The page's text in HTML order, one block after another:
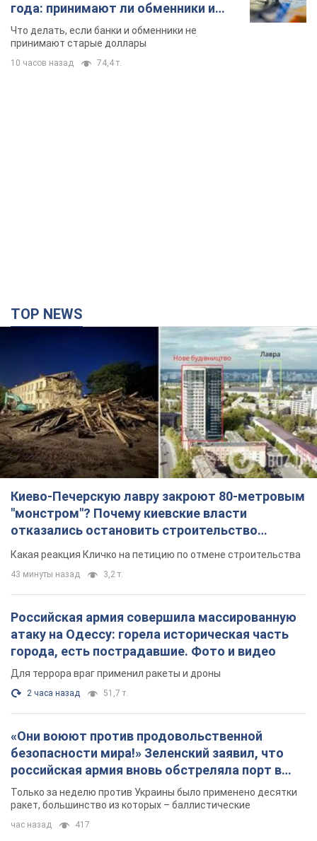
года: принимают ли обменники и
банки такие купюры
Что делать, если банки и обменники не
принимают старые доллары
10 часов назад 74,4 т.
TOP NEWS
Киево-Печерскую лавру закроют 80-метровым
"монстром"? Почему киевские власти
отказались остановить строительство
небоскреба "московского верующего"
Какая реакция Кличко на петицию по отмене строительства
43 минуты назад 3,2 т.
Российская армия совершила массированную
атаку на Одессу: горела историческая часть
города, есть пострадавшие. Фото и видео
Для террора враг применил ракеты и дроны
2 часа назад 51,7 т.
«Они воюют против продовольственной
безопасности мира!» Зеленский заявил, что
российская армия вновь обстреляла порт в
Одессе
Только за неделю против Украины было применено десятки
ракет, большинство из которых – баллистические
час назад 417